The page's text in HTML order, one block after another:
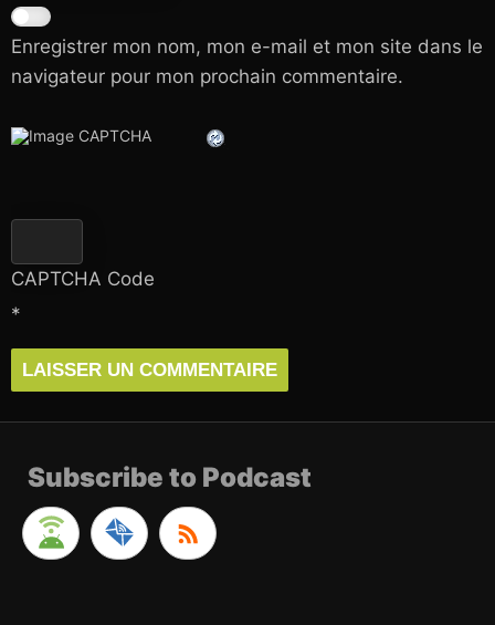
Enregistrer mon nom, mon e-mail et mon site dans le
navigateur pour mon prochain commentaire.
CAPTCHA Code
*
Subscribe to Podcast